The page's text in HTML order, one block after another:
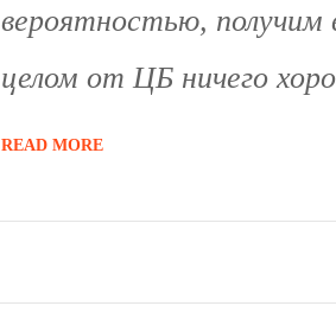
вероятностью,
целом от ЦБ ничего
READ MORE